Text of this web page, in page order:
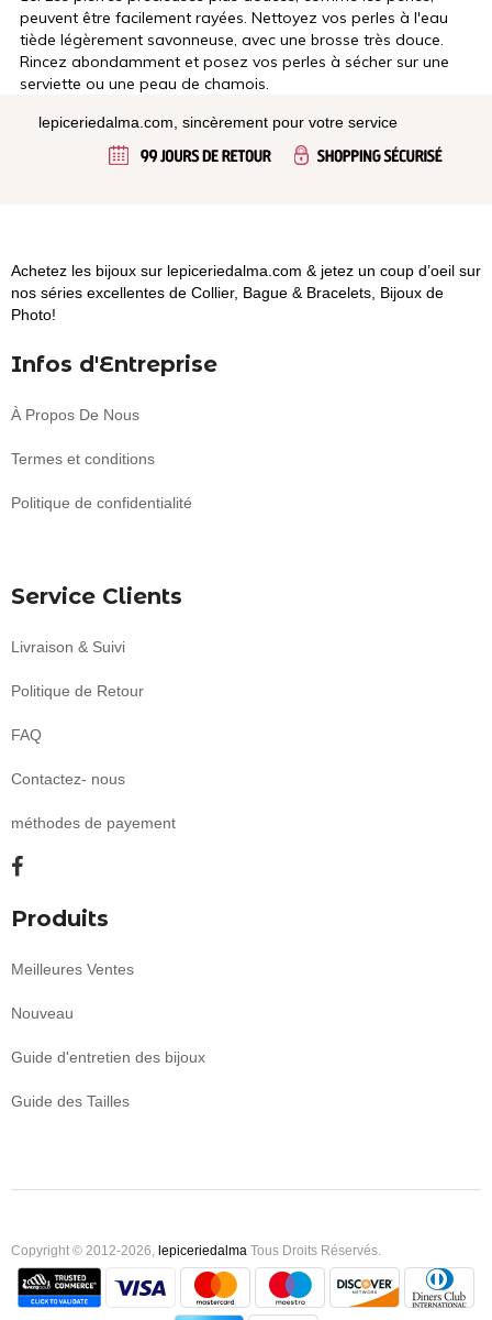
peuvent être facilement rayées. Nettoyez vos perles à l'eau
tiède légèrement savonneuse, avec une brosse très douce.
Rincez abondamment et posez vos perles à sécher sur une
serviette ou une peau de chamois.
lepiceriedalma.com, sincèrement pour votre service
Achetez les bijoux sur lepiceriedalma.com & jetez un coup d’oeil sur
nos séries excellentes de Collier, Bague & Bracelets, Bijoux de
Photo!
Infos d'Entreprise
À Propos De Nous
Termes et conditions
Politique de confidentialité
Service Clients
Livraison & Suivi
Politique de Retour
FAQ
Contactez- nous
méthodes de payement
Produits
Meilleures Ventes
Nouveau
Guide d'entretien des bijoux
Guide des Tailles
Copyright © 2012-2026, lepiceriedalma Tous Droits Réservés.